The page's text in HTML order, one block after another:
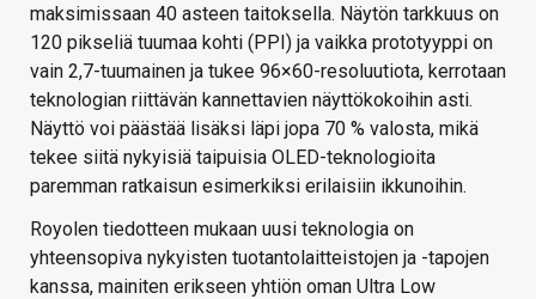
maksimissaan 40 asteen taitoksella. Näytön tarkkuus on
120 pikseliä tuumaa kohti (PPI) ja vaikka prototyyppi on
vain 2,7-tuumainen ja tukee 96×60-resoluutiota, kerrotaan
teknologian riittävän kannettavien näyttökokoihin asti.
Näyttö voi päästää lisäksi läpi jopa 70 % valosta, mikä
tekee siitä nykyisiä taipuisia OLED-teknologioita
paremman ratkaisun esimerkiksi erilaisiin ikkunoihin.
Royolen tiedotteen mukaan uusi teknologia on
yhteensopiva nykyisten tuotantolaitteistojen ja -tapojen
kanssa, mainiten erikseen yhtiön oman Ultra Low